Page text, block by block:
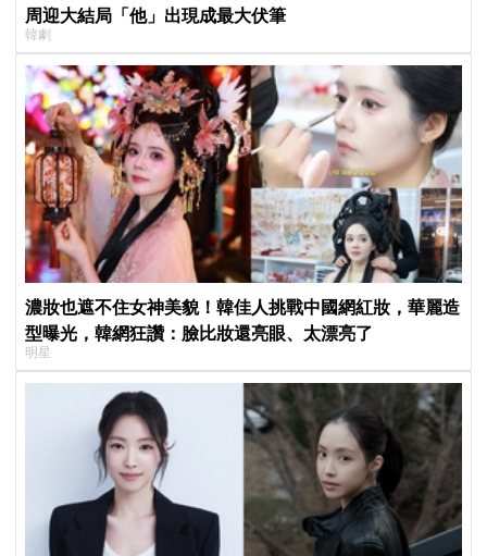
周迎大結局「他」出現成最大伏筆
韓劇
濃妝也遮不住女神美貌！韓佳人挑戰中國網紅妝，華麗造
型曝光，韓網狂讚：臉比妝還亮眼、太漂亮了
明星